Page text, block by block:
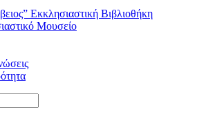
Εκκλησιαστική Βιβλιοθήκη
Μουσείο